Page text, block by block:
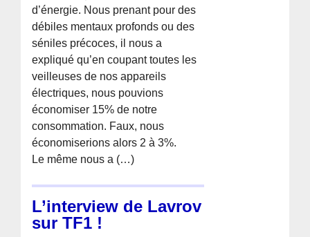
d’énergie. Nous prenant pour des
débiles mentaux profonds ou des
séniles précoces, il nous a
expliqué qu’en coupant toutes les
veilleuses de nos appareils
électriques, nous pouvions
économiser 15% de notre
consommation. Faux, nous
économiserions alors 2 à 3%.
Le même nous a (…)
L’interview de Lavrov
sur TF1 !